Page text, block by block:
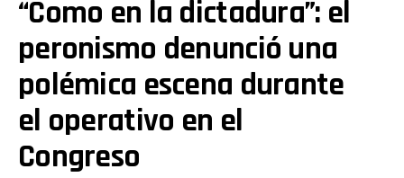
“Como en la dictadura”: el
peronismo denunció una
polémica escena durante
el operativo en el
Congreso